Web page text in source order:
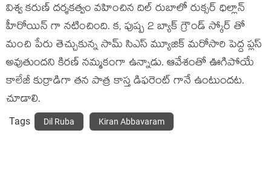
విశ్వ కరుణ్ దర్శకత్వం వహించిన దిల్ రుబాలో రుక్సర్ ధిల్లాన్
హీరోయిన్ గా నటించింది. క, పుష్ప 2 బ్యాక్ గ్రౌండ్ స్కోర్ తో
మంచి పేరు తెచ్చుకున్న సామ్ సిఎస్ మ్యూజిక్ మరోసారి పెద్ద ప్లస్
అవుతుందని కిరణ్ నమ్మకంగా ఉన్నాడు. ఆవేశంతో ఊగిపోయే
కాలేజీ కుర్రాడిగా తన పాత్ర కాస్త డిఫరెంట్ గానే ఉంటుందట.
చూడాలి.
Tags Dil Ruba Kiran Abbavaram